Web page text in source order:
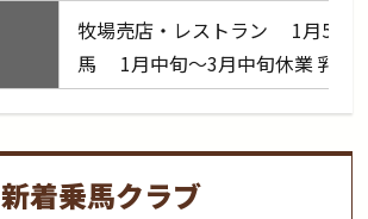
牧場売店・レストラン 1月5日
馬 1月中旬〜3月中旬休業 乳
新着乗馬クラブ